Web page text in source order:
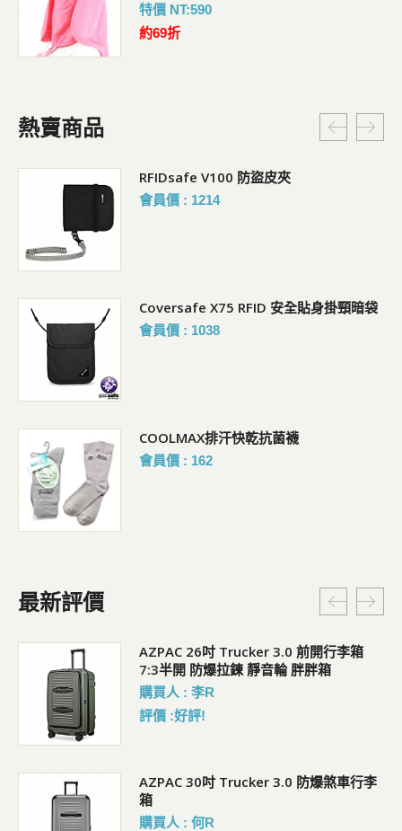
特價 NT:590
約69折
熱賣商品
RFIDsafe V100 防盜皮夾
會員價 : 1214
Coversafe X75 RFID 安全貼身掛頸暗袋
會員價 : 1038
COOLMAX排汗快乾抗菌襪
會員價 : 162
最新評價
AZPAC 26吋 Trucker 3.0 前開行李箱
7:3半開 防爆拉鍊 靜音輪 胖胖箱
購買人 : 李R
評價 :好評!
AZPAC 30吋 Trucker 3.0 防爆煞車行李
箱
購買人 : 何R